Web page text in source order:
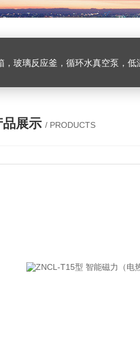
应釜，循环水真空泵，低温冷却液循环泵，
品展示 / PRODUCTS